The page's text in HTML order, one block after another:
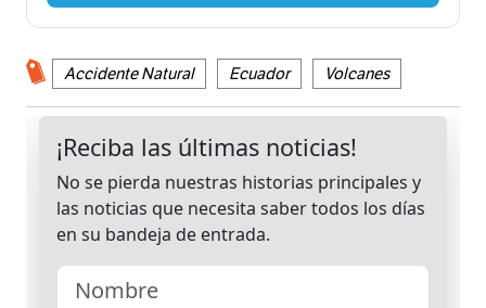
Accidente Natural Ecuador Volcanes